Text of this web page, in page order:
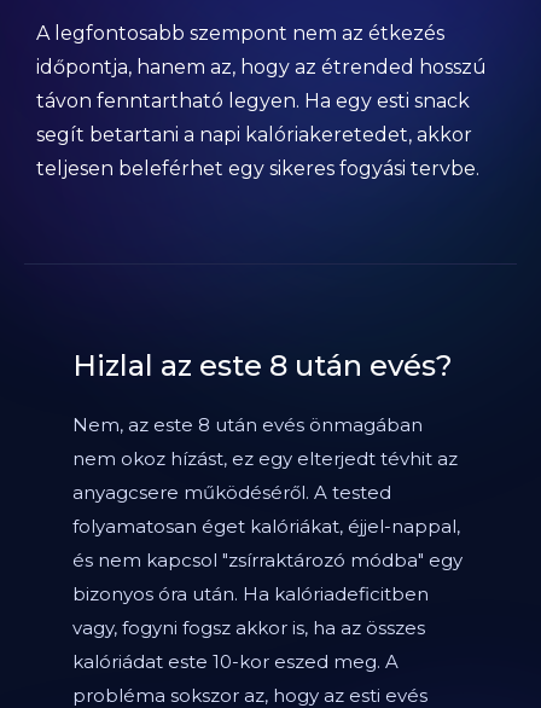
A legfontosabb szempont nem az étkezés
időpontja, hanem az, hogy az étrended hosszú
távon fenntartható legyen. Ha egy esti snack
segít betartani a napi kalóriakeretedet, akkor
teljesen beleférhet egy sikeres fogyási tervbe.
Hizlal az este 8 után evés?
Nem, az este 8 után evés önmagában
nem okoz hízást, ez egy elterjedt tévhit az
anyagcsere működéséről. A tested
folyamatosan éget kalóriákat, éjjel-nappal,
és nem kapcsol "zsírraktározó módba" egy
bizonyos óra után. Ha kalóriadeficitben
vagy, fogyni fogsz akkor is, ha az összes
kalóriádat este 10-kor eszed meg. A
probléma sokszor az, hogy az esti evés